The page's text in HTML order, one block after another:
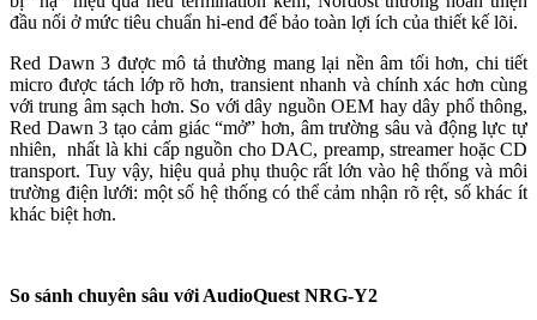
đầu nối ở mức tiêu chuẩn hi-end để bảo toàn lợi ích của thiết kế lõi.
Red Dawn 3 được mô tả thường mang lại nền âm tối hơn, chi tiết
micro được tách lớp rõ hơn, transient nhanh và chính xác hơn cùng
với trung âm sạch hơn. So với dây nguồn OEM hay dây phổ thông,
Red Dawn 3 tạo cảm giác “mở” hơn, âm trường sâu và động lực tự
nhiên, nhất là khi cấp nguồn cho DAC, preamp, streamer hoặc CD
transport. Tuy vậy, hiệu quả phụ thuộc rất lớn vào hệ thống và môi
trường điện lưới: một số hệ thống có thể cảm nhận rõ rệt, số khác ít
khác biệt hơn.
So sánh chuyên sâu với AudioQuest NRG-Y2